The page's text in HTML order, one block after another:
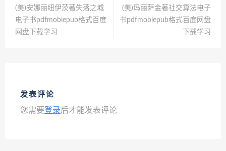
(美)安娜丽纽伊茨著失落之城
电子书pdfmobiepub格式百度
网盘下载学习
(美)玛丽萨金著社交算法电子
书pdfmobiepub格式百度网盘
下载学习
发表评论
您需要登录后才能发表评论